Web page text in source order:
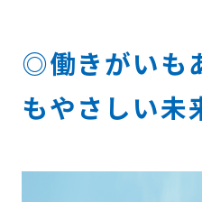
◎働きがいも
もやさしい未